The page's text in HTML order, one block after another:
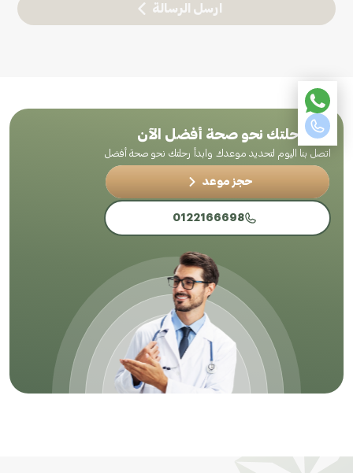
ارسل الرسالة
ابدأ رحلتك نحو صحة أفضل الآن
اتصل بنا اليوم لتحديد موعدك وابدأ رحلتك نحو صحة أفضل
حجز موعد
0122166698